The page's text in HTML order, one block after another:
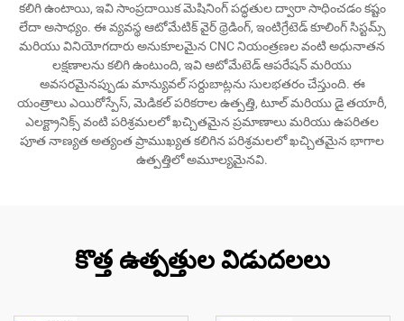
కలిగి ఉంటాయి, ఇవి సాంప్రదాయిక మెషినింగ్ పద్ధతుల ద్వారా సాధించడం కష్టం
లేదా అసాధ్యం. ఈ వ్యవస్థ ఆటోమేటిక్ వైర్ థ్రెడింగ్, ఇంటిగ్రేటెడ్ కూలింగ్ సిస్టమ్స్
మరియు వినియోగదారు అనుకూలమైన CNC నియంత్రణల వంటి అధునాతన
లక్షణాలను కలిగి ఉంటుంది, ఇవి ఆటోమేటెడ్ ఆపరేషన్ మరియు
అవసరమైనప్పుడు మాన్యువల్ సర్దుబాట్లను సులభతరం చేస్తుంది. ఈ
యంత్రాలు ఎయిరోస్పేస్, మెడికల్ పరికరాల ఉత్పత్తి, టూల్ మరియు డై తయారీ,
ఎలక్ట్రానిక్స్ వంటి పరిశ్రమలలో ఖచ్చితమైన ప్రమాణాలు మరియు ఉపరితల
పూత నాణ్యత అత్యంత ప్రాముఖ్యత కలిగిన పరిశ్రమలలో ఖచ్చితమైన భాగాల
ఉత్పత్తిలో అమూల్యమైనవి.
కొత్త ఉత్పత్తుల విడుదలలు